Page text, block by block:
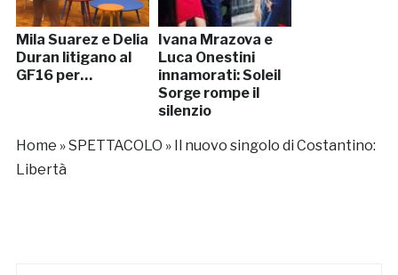
Mila Suarez e Delia
Duran litigano al
GF16 per…
Ivana Mrazova e
Luca Onestini
innamorati: Soleil
Sorge rompe il
silenzio
Home »SPETTACOLO »
Il nuovo singolo di Costantino:
Libertà